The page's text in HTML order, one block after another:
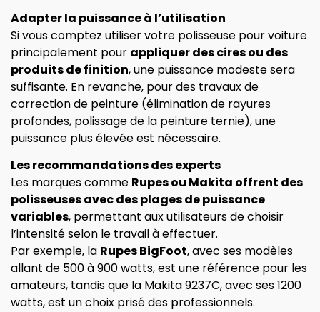
Adapter la puissance à l’utilisation
Si vous comptez utiliser votre polisseuse pour voiture
principalement pour appliquer des cires ou des
produits de finition, une puissance modeste sera
suffisante. En revanche, pour des travaux de
correction de peinture (élimination de rayures
profondes, polissage de la peinture ternie), une
puissance plus élevée est nécessaire.
Les recommandations des experts
Les marques comme Rupes ou Makita offrent des
polisseuses avec des plages de puissance
variables, permettant aux utilisateurs de choisir
l’intensité selon le travail à effectuer.
Par exemple, la Rupes BigFoot, avec ses modèles
allant de 500 à 900 watts, est une référence pour les
amateurs, tandis que la Makita 9237C, avec ses 1200
watts, est un choix prisé des professionnels.